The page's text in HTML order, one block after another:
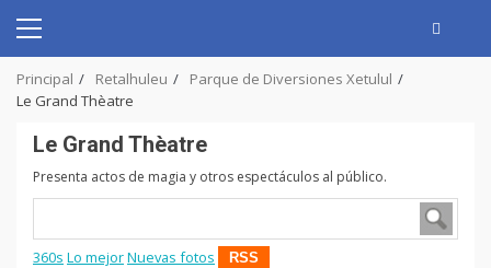
content
Primary
Principal Retalhuleu
Parque de Diversiones Xetulul
Le Grand Thèatre
Le Grand Thèatre
Presenta actos de magia y otros espectáculos al público.
360s Lo mejorNuevas fotos RSS